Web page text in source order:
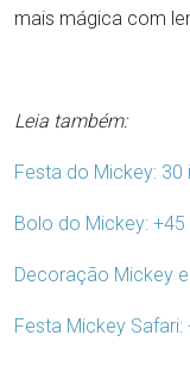
mais mágica com
Leia também:
Festa do Mickey:
Bolo do Mickey:
Decoração Mickey
Festa Mickey